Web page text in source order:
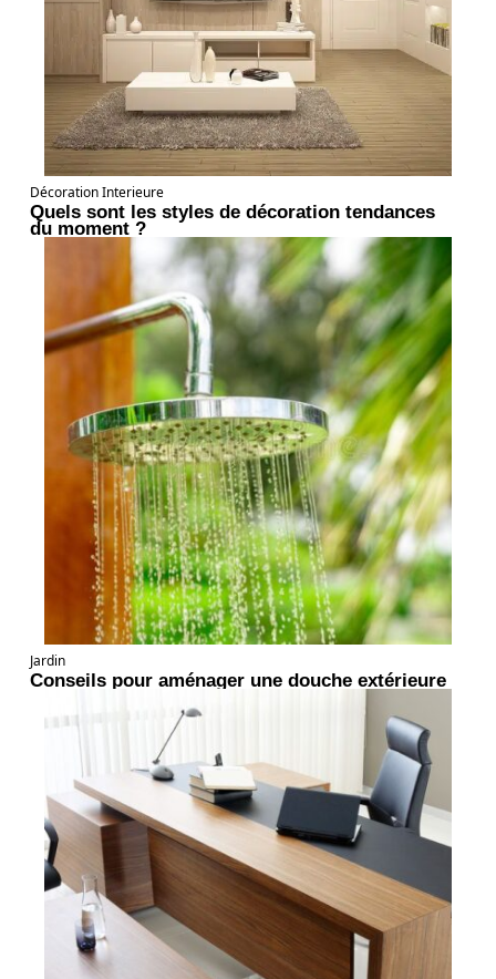
Décoration Interieure
Quels sont les styles de décoration tendances
du moment ?
Jardin
Conseils pour aménager une douche extérieure